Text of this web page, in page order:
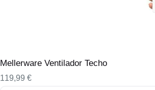
Mellerware Ventilador Techo
119,99 €